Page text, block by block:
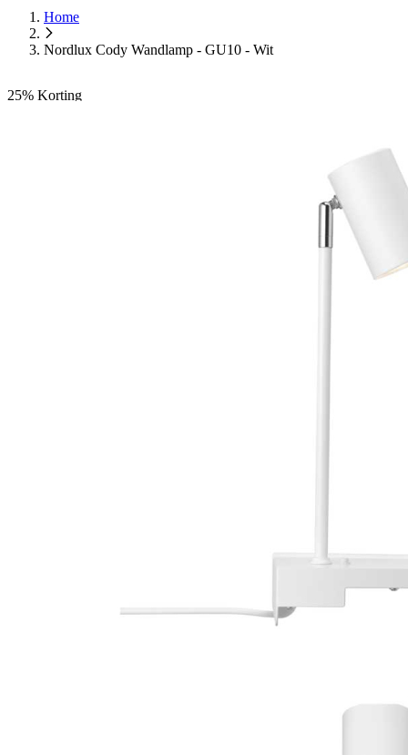
Home
Nordlux Cody Wandlamp - GU10 - Wit
25% Korting